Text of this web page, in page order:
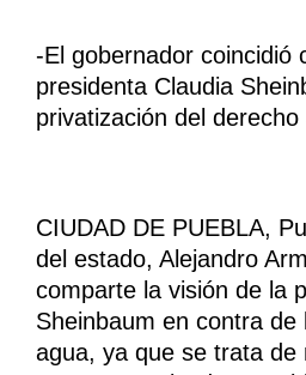
-El gobernador coincidió
presidenta Claudia
privatización del
CIUDAD DE PUEBLA,
del estado, Alejandro
comparte la visión de la
Sheinbaum en contra de
agua, ya que se trata de